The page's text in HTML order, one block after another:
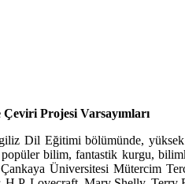
Projesi Varsayımları
Dil Eğitimi bölümünde,
bilim, fantastik kurgu,
Üniversitesi Mütercim